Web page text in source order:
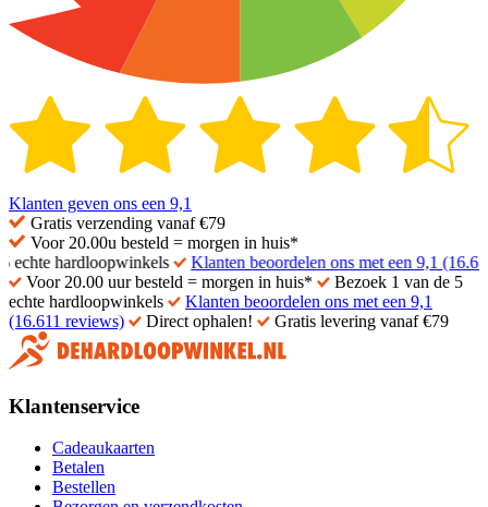
Klanten geven ons een 9,1
Gratis verzending vanaf €79
Voor 20.00u besteld = morgen in huis*
hardloopwinkels
Klanten beoordelen ons met een 9,1 (16.611
Voor 20.00 uur besteld = morgen in huis*
Bezoek 1 van de 5
echte hardloopwinkels
Klanten beoordelen ons met een 9,1
(16.611 reviews)
Direct ophalen! Gratis levering vanaf €79
Klantenservice
Cadeaukaarten
Betalen
Bestellen